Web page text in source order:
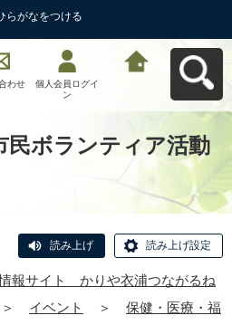
らがなをつける
わせ
個人会員ログイ
ン
民ボランティア活動
読み上げ 読み上げ設定
報サイト かりや衣浦つながるね
＞ イベント ＞
保健・医療・福